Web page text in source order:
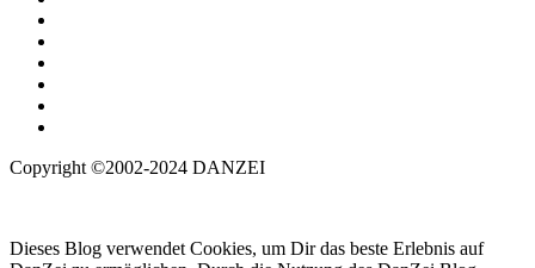
Copyright ©2002-2024 DANZEI
Dieses Blog verwendet Cookies, um Dir das beste Erlebnis auf